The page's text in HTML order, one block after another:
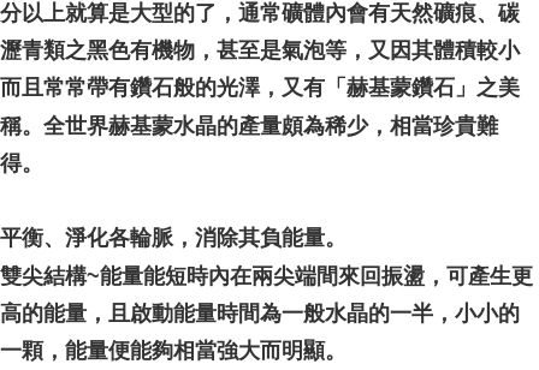
分以上就算是大型的了，通常礦體內會有天然礦痕、碳
瀝青類之黑色有機物，甚至是氣泡等，又因其體積較小
而且常常帶有鑽石般的光澤，又有「赫基蒙鑽石」之美
稱。全世界赫基蒙水晶的產量頗為稀少，相當珍貴難
得。
平衡、淨化各輪脈，消除其負能量。
雙尖結構~能量能短時內在兩尖端間來回振盪，可產生更
高的能量，且啟動能量時間為一般水晶的一半，小小的
一顆，能量便能夠相當強大而明顯。